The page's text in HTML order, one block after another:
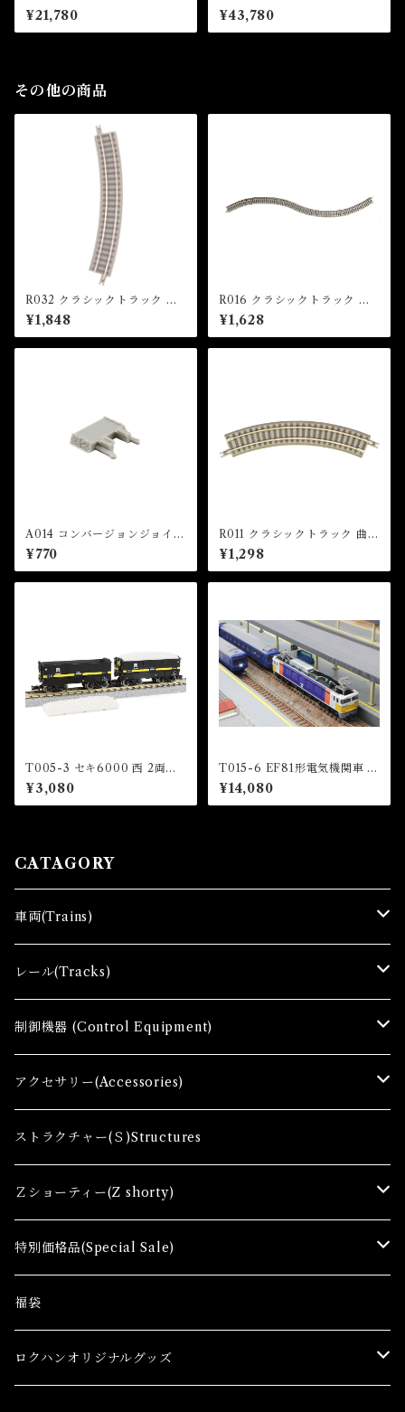
型「ひかり」4両基本セット (J
NR Series 0 shinkansen HI
KARI” 4 Cars Basic Set)
¥21,780
型「ひかり」8両増結セット (J
NR Series 0 shinkansen HI
KARI” 8 Cars Extension Se
¥43,780
その他の商品
R032 クラシックトラック 曲
線レール R195-30°(6本入)
(CLASSIC TRACK Curved
Track R195mm 30 ° x 6 pc
¥1,848
R016 クラシックトラック フ
レキシブルレール 330mm(1本
入) (CLASSIC TRACK Flexi
ble Track 330mm x 1 set)
¥1,628
A014 コンバージョンジョイナ
ー(2個入) (Conversion Join
er x 2 pcs)
¥770
R011 クラシックトラック 曲線
レール R120-45°(4本入) (CL
ASSIC TRACK Curved Tra
ck R120mm 45 ° x 4 pcs)
¥1,298
T005-3 セキ6000 西 2両セ
ット (Seki 6000 Nishi Set)
¥3,080
T015-6 EF81形電気機関車 9
9号機 カシオペア塗装 (EF81
Electric Locomotive Cassi
opeia Color)
¥14,080
CATAGORY
車両(Trains)
Ｚゲージ車両(Ｔ) Zgauge Trains
Ｚゲージスターターセット(G) Z Starter sets
Zゲージファーストセット(E) Z First Sets
レール(Tracks)
レール(R)Tracks
レールセット(R) Track Sets
レール関連商品(Track related goods)
制御機器 (Control Equipment)
制御機器（Ｃ＆ＲＣ）Control Equipment
制御機器（Ａ）Control Accessory
アクセサリー(Accessories)
アクセサリー(A) Accessories
コンテナ(Ａ) Container Cargo
ストラクチャー(Ｓ)Structures
Ｚショーティー(Z shorty)
車両（ST）Z Shorty Trains
アクセサリー&ストラクチャー(SA&SS) ACC&STL
スターターセット(SG) Starter Sets
特別価格品(Special Sale)
Ｚゲージ車両(特別価格) Trains
在宅支援キャンペーン
福袋
ロクハンオリジナルグッズ